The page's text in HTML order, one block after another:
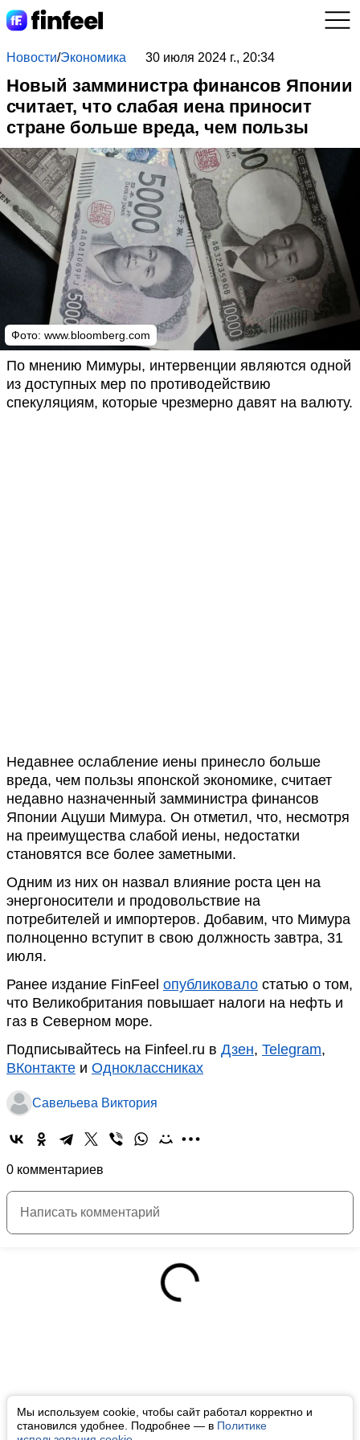
Мы используем cookie, чтобы сайт работал корректно и
становился удобнее. Подробнее — в Политике
Новости/Экономика 30 июля 2024 г., 20:34
Новый замминистра финансов Японии
считает, что слабая иена приносит
стране больше вреда, чем пользы
Фото: www.bloomberg.com
По мнению Мимуры, интервенции являются одной
из доступных мер по противодействию
спекуляциям, которые чрезмерно давят на валюту.
Недавнее ослабление иены принесло больше
вреда, чем пользы японской экономике, считает
недавно назначенный замминистра финансов
Японии Ацуши Мимура. Он отметил, что, несмотря
на преимущества слабой иены, недостатки
становятся все более заметными.
Одним из них он назвал влияние роста цен на
энергоносители и продовольствие на
потребителей и импортеров. Добавим, что Мимура
полноценно вступит в свою должность завтра, 31
июля.
Ранее издание FinFeel опубликовало статью о том,
что Великобритания повышает налоги на нефть и
газ в Северном море.
Подписывайтесь на Finfeel.ru в Дзен, Telegram,
ВКонтакте и Одноклассниках
Савельева Виктория
0 комментариев